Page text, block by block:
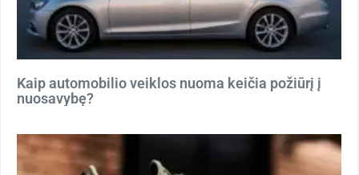
Kaip automobilio veiklos nuoma keičia požiūrį į
nuosavybę?